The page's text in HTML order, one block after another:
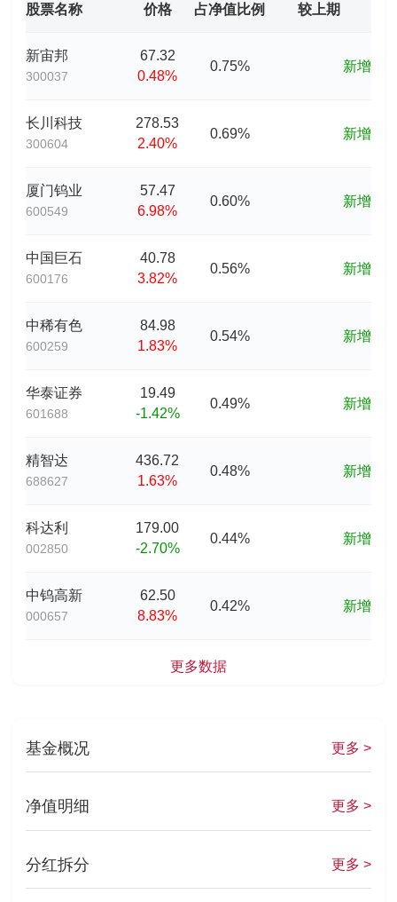
股票名称 价格 占净值比例 较上期
新宙邦
300037
67.32
0.48%
0.75% 新增
长川科技
300604
278.53
2.40%
0.69% 新增
厦门钨业
600549
57.47
6.98%
0.60% 新增
中国巨石
600176
40.78
3.82%
0.56% 新增
中稀有色
600259
84.98
1.83%
0.54% 新增
华泰证券
601688
19.49
-1.42%
0.49% 新增
精智达
688627
436.72
1.63%
0.48% 新增
科达利
002850
179.00
-2.70%
0.44% 新增
中钨高新
000657
62.50
8.83%
0.42% 新增
更多数据
基金概况 更多 >
净值明细 更多 >
分红拆分 更多 >